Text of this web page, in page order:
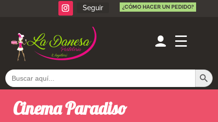
Seguir ¿CÓMO HACER UN PEDIDO?
Buscar: Botón de
Cinema Paradiso